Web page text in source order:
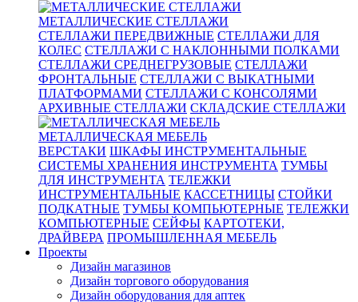
МЕТАЛЛИЧЕСКИЕ СТЕЛЛАЖИ
СТЕЛЛАЖИ ПЕРЕДВИЖНЫЕ СТЕЛЛАЖИ ДЛЯ
КОЛЕС СТЕЛЛАЖИ С НАКЛОННЫМИ ПОЛКАМИ
СТЕЛЛАЖИ СРЕДНЕГРУЗОВЫЕ СТЕЛЛАЖИ
ФРОНТАЛЬНЫЕ СТЕЛЛАЖИ С ВЫКАТНЫМИ
ПЛАТФОРМАМИ СТЕЛЛАЖИ С КОНСОЛЯМИ
АРХИВНЫЕ СТЕЛЛАЖИ СКЛАДСКИЕ СТЕЛЛАЖИ
МЕТАЛЛИЧЕСКАЯ МЕБЕЛЬ
ВЕРСТАКИ ШКАФЫ ИНСТРУМЕНТАЛЬНЫЕ
СИСТЕМЫ ХРАНЕНИЯ ИНСТРУМЕНТА ТУМБЫ
ДЛЯ ИНСТРУМЕНТА ТЕЛЕЖКИ
ИНСТРУМЕНТАЛЬНЫЕ КАССЕТНИЦЫ СТОЙКИ
ПОДКАТНЫЕ ТУМБЫ КОМПЬЮТЕРНЫЕ ТЕЛЕЖКИ
КОМПЬЮТЕРНЫЕ СЕЙФЫ КАРТОТЕКИ,
ДРАЙВЕРА ПРОМЫШЛЕННАЯ МЕБЕЛЬ
Проекты
Дизайн магазинов
Дизайн торгового оборудования
Дизайн оборудования для аптек